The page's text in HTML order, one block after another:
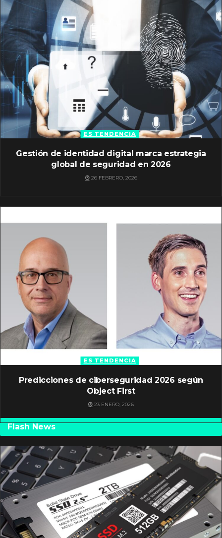
ES TENDENCIA
Gestión de identidad digital marca estrategia
global de seguridad en 2026
26 FEBRERO, 2026
ES TENDENCIA
Predicciones de ciberseguridad 2026 según
Object First
23 ENERO, 2026
Flash News